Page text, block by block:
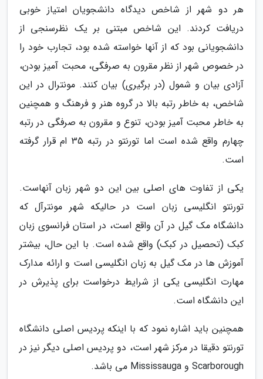
هر دو شهر از شاخص دیدگاه دانشجویان امتیاز خوبی
دریافت کردند. این شاخص مبتنی بر یک نظرسنجی از
دانشجویانی بود که از آنها خواسته شده بود، تجارب خود را
در خصوص شهر از نظر مقرون به صرفگی، محبت آمیز بودن،
آزادی بیان و شمول (در برگیری) بیان کنند. مونترال در این
شاخص، به خاطر رتبه بالا در گروه هنر و فرهنگ و همچنین
به خاطر محبت آمیز بودن، تنوع و مقرون به صرفگی در رتبه
چهارم واقع شده است اما تورنتو در رتبه 35 ام قرار گرفته
است.
یکی از تفاوت های اصلی بین این دو شهر زبان آنهاست.
تورنتو انگلیسی زبان است در حالیکه شهر مونترآل که
دانشگاه مک گیل در آن واقع است، در استان فرانسوی زبان
کبک (تحصیل در کبک) واقع شده است. با این حال، بیشتر
آموزش ها در مک گیل به زبان انگلیسی است و ارائه مدارک
مهارت انگلیسی یکی از شرایط درخواست برای پذیرش در
این دانشگاه است.
همچنین باید اشاره نمود که با اینکه پردیس اصلی دانشگاه
تورنتو دقیقا در مرکز شهر است، دو پردیس اصلی دیگر نیز در
Scarborough و Mississauga می باشد.